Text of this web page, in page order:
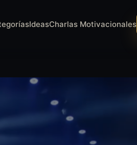
IdeasCharlas Motivacionales